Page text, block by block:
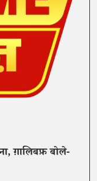
ग़ालिबफ़ बोले-